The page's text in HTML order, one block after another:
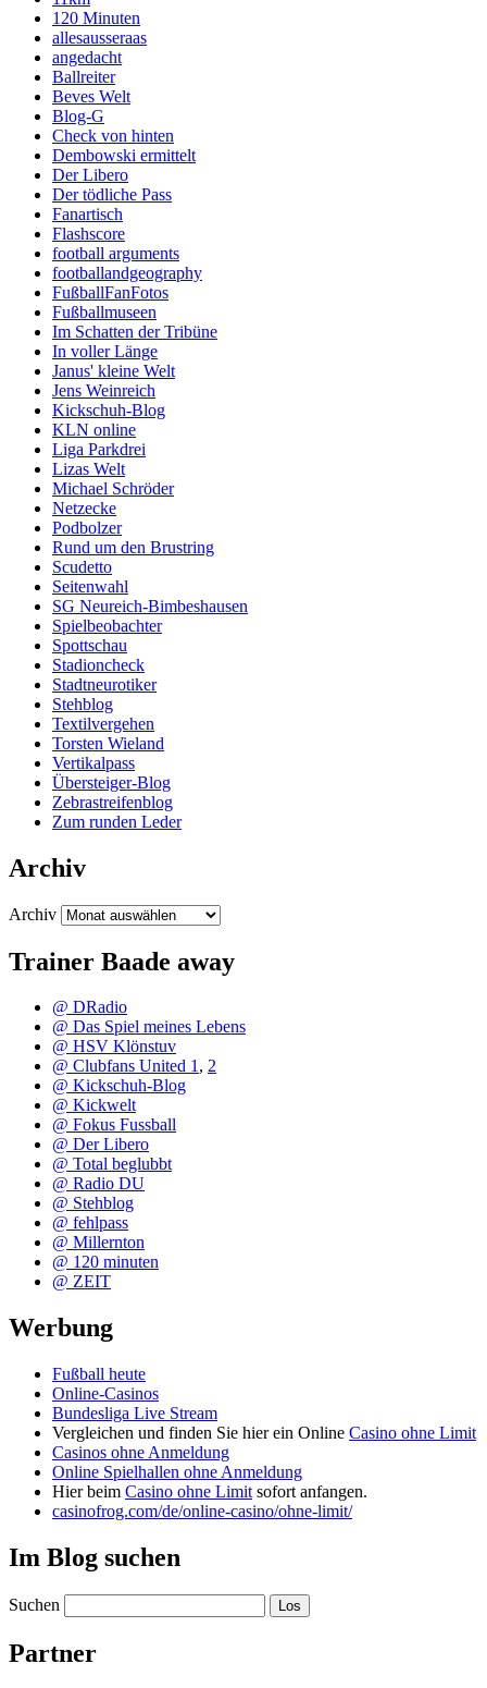
120 Minuten
allesausseraas
angedacht
Ballreiter
Beves Welt
Blog-G
Check von hinten
Dembowski ermittelt
Der Libero
Der tödliche Pass
Fanartisch
Flashscore
football arguments
footballandgeography
FußballFanFotos
Fußballmuseen
Im Schatten der Tribüne
In voller Länge
Janus' kleine Welt
Jens Weinreich
Kickschuh-Blog
KLN online
Liga Parkdrei
Lizas Welt
Michael Schröder
Netzecke
Podbolzer
Rund um den Brustring
Scudetto
Seitenwahl
SG Neureich-Bimbeshausen
Spielbeobachter
Spottschau
Stadioncheck
Stadtneurotiker
Stehblog
Textilvergehen
Torsten Wieland
Vertikalpass
Übersteiger-Blog
Zebrastreifenblog
Zum runden Leder
Archiv
Archiv
Trainer Baade away
@ DRadio
@ Das Spiel meines Lebens
@ HSV Klönstuv
@ Clubfans United 1, 2
@ Kickschuh-Blog
@ Kickwelt
@ Fokus Fussball
@ Der Libero
@ Total beglubbt
@ Radio DU
@ Stehblog
@ fehlpass
@ Millernton
@ 120 minuten
@ ZEIT
Werbung
Fußball heute
Online-Casinos
Bundesliga Live Stream
Vergleichen und finden Sie hier ein Online Casino ohne Limit
Casinos ohne Anmeldung
Online Spielhallen ohne Anmeldung
Hier beim Casino ohne Limit sofort anfangen.
casinofrog.com/de/online-casino/ohne-limit/
Im Blog suchen
Suchen
Partner